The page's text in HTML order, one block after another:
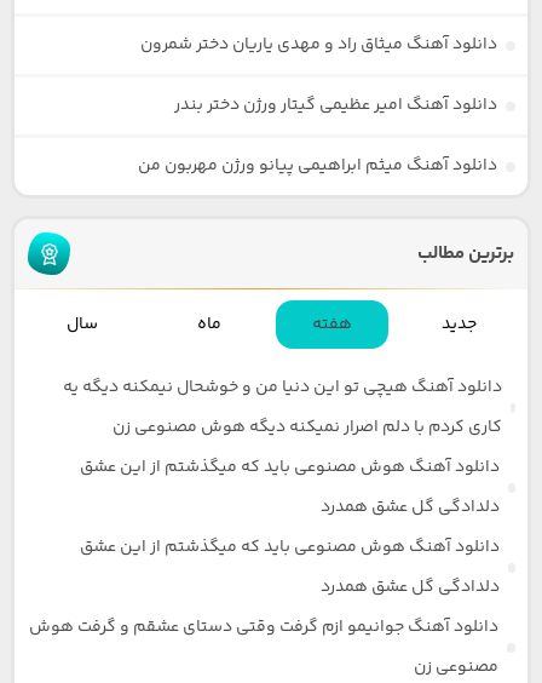
دانلود آهنگ میثاق راد و مهدی یاریان دختر شمرون
دانلود آهنگ امیر عظیمی گیتار ورژن دختر بندر
دانلود آهنگ میثم ابراهیمی پیانو ورژن مهربون من
برترین مطالب
جدید هفته ماه سال
دانلود آهنگ هیچی تو این دنیا من و خوشحال نیمکنه دیگه یه
کاری کردم با دلم اصرار نمیکنه دیگه هوش مصنوعی زن
دانلود آهنگ هوش مصنوعی باید که میگذشتم از این عشق
دلدادگی گل عشق همدرد
دانلود آهنگ هوش مصنوعی باید که میگذشتم از این عشق
دلدادگی گل عشق همدرد
دانلود آهنگ جوانیمو ازم گرفت وقتی دستای عشقم و گرفت هوش
مصنوعی زن